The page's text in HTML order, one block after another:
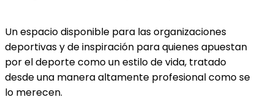
Un espacio disponible para las organizaciones
deportivas y de inspiración para quienes apuestan
por el deporte como un estilo de vida, tratado
desde una manera altamente profesional como se
lo merecen.